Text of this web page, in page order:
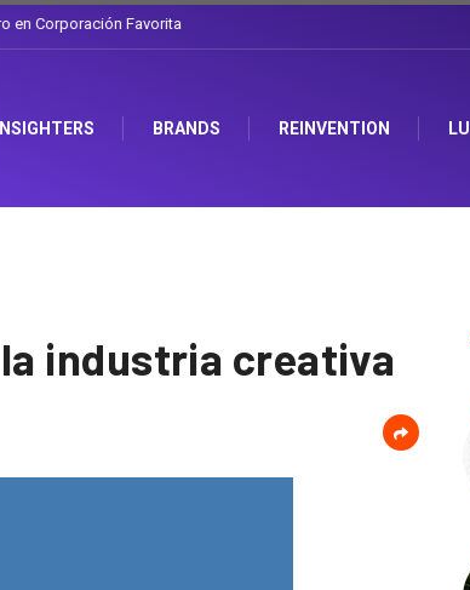
en Corporación Favorita
INSIGHTERS BRANDS REINVENTION
industria creativa